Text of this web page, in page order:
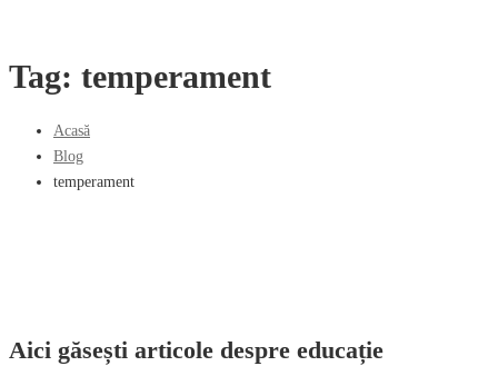
Tag: temperament
Acasă
Blog
temperament
Aici găsești articole despre educație